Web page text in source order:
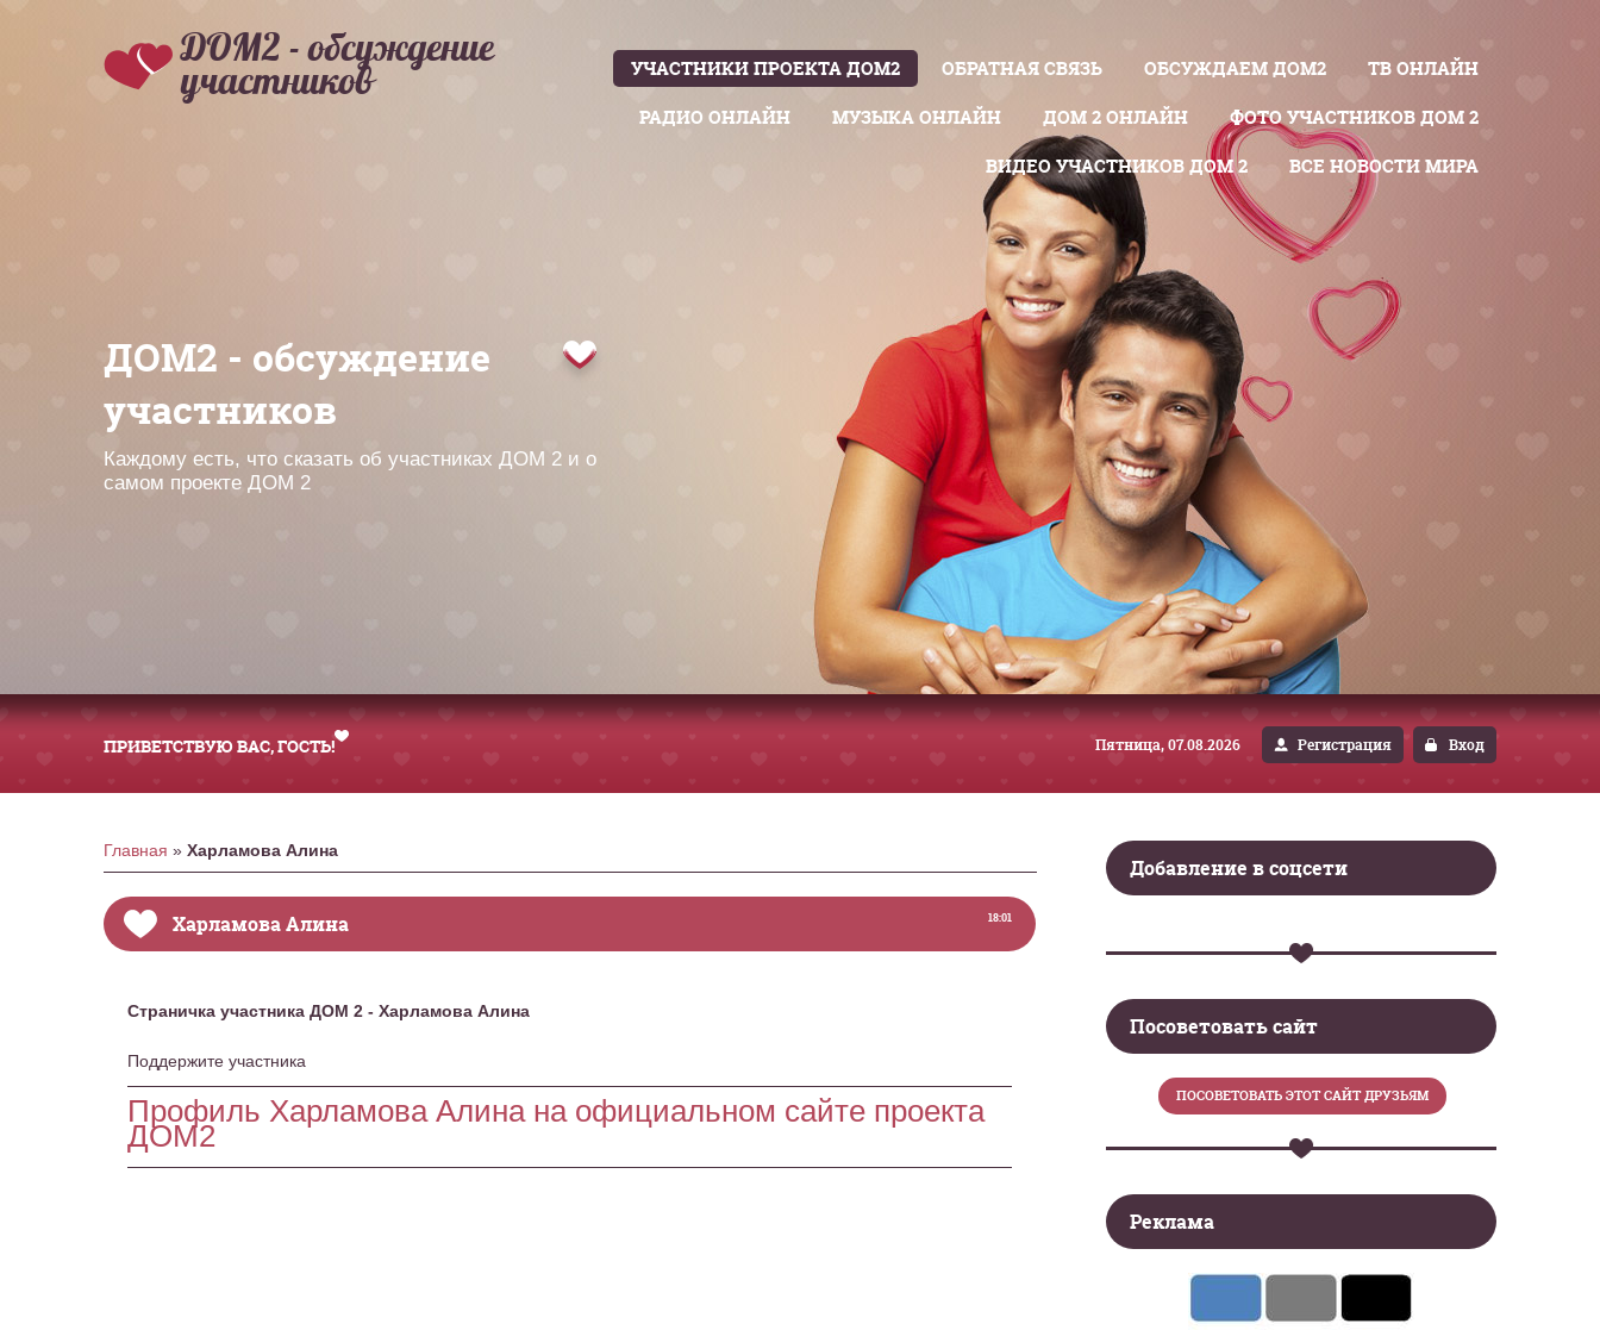
ДОМ2 - обсуждение
участников УЧАСТНИКИ ПРОЕКТА ДОМ2 ОБРАТНАЯ СВЯЗЬ ОБСУЖДАЕМ ДОМ2
ТВ ОНЛАЙН
РАДИО ОНЛАЙН
МУЗЫКА ОНЛАЙН ДОМ 2 ОНЛАЙН
ФОТО УЧАСТНИКОВ ДОМ 2
ВИДЕО УЧАСТНИКОВ ДОМ 2
ВСЕ НОВОСТИ МИРА
ДОМ2 - обсуждение
участников
Каждому есть, что сказать об участниках ДОМ 2 и о
самом проекте ДОМ 2
ПРИВЕТСТВУЮ ВАС, ГОСТЬ! Пятница, 07.08.2026 Регистрация Вход
Главная » Харламова Алина
18:01
Харламова Алина
Страничка участника ДОМ 2 - Харламова Алина
Поддержите участника
Профиль Харламова Алина на официальном сайте проекта
ДОМ2
Добавление в соцсети
Посоветовать сайт
Реклама